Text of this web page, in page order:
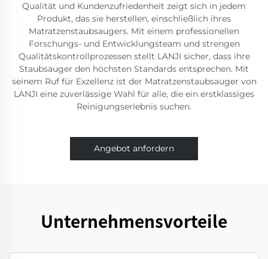
Qualität und Kundenzufriedenheit zeigt sich in jedem
Produkt, das sie herstellen, einschließlich ihres
Matratzenstaubsaugers. Mit einem professionellen
Forschungs- und Entwicklungsteam und strengen
Qualitätskontrollprozessen stellt LANJI sicher, dass ihre
Staubsauger den höchsten Standards entsprechen. Mit
seinem Ruf für Exzellenz ist der Matratzenstaubsauger von
LANJI eine zuverlässige Wahl für alle, die ein erstklassiges
Reinigungserlebnis suchen.
Angebot anfordern
Unternehmensvorteile